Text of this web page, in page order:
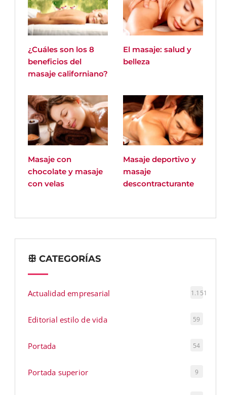
¿Cuáles son los 8
beneficios del
masaje californiano?
El masaje: salud y
belleza
Masaje con
chocolate y masaje
con velas
Masaje deportivo y
masaje
descontracturante
ꕥ CATEGORÍAS
Actualidad empresarial 1.151
Editorial estilo de vida 59
Portada 54
Portada superior 9